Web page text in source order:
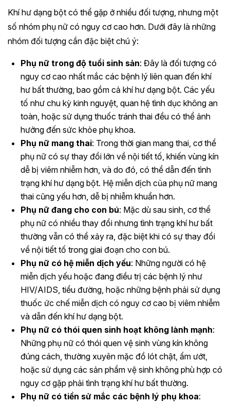
Khí hư dạng bột có thể gặp ở nhiều đối tượng, nhưng một
số nhóm phụ nữ có nguy cơ cao hơn. Dưới đây là những
nhóm đối tượng cần đặc biệt chú ý:
Phụ nữ trong độ tuổi sinh sản: Đây là đối tượng có
nguy cơ cao nhất mắc các bệnh lý liên quan đến khí
hư bất thường, bao gồm cả khí hư dạng bột. Các yếu
tố như chu kỳ kinh nguyệt, quan hệ tình dục không an
toàn, hoặc sử dụng thuốc tránh thai đều có thể ảnh
hưởng đến sức khỏe phụ khoa.
Phụ nữ mang thai: Trong thời gian mang thai, cơ thể
phụ nữ có sự thay đổi lớn về nội tiết tố, khiến vùng kín
dễ bị viêm nhiễm hơn, và do đó, có thể dẫn đến tình
trạng khí hư dạng bột. Hệ miễn dịch của phụ nữ mang
thai cũng yếu hơn, dễ bị nhiễm khuẩn hơn.
Phụ nữ đang cho con bú: Mặc dù sau sinh, cơ thể
phụ nữ có nhiều thay đổi nhưng tình trạng khí hư bất
thường vẫn có thể xảy ra, đặc biệt khi có sự thay đổi
về nội tiết tố trong giai đoạn cho con bú.
Phụ nữ có hệ miễn dịch yếu: Những người có hệ
miễn dịch yếu hoặc đang điều trị các bệnh lý như
HIV/AIDS, tiểu đường, hoặc những bệnh phải sử dụng
thuốc ức chế miễn dịch có nguy cơ cao bị viêm nhiễm
và dẫn đến khí hư dạng bột.
Phụ nữ có thói quen sinh hoạt không lành mạnh:
Những phụ nữ có thói quen vệ sinh vùng kín không
đúng cách, thường xuyên mặc đồ lót chật, ẩm ướt,
hoặc sử dụng các sản phẩm vệ sinh không phù hợp có
nguy cơ gặp phải tình trạng khí hư bất thường.
Phụ nữ có tiền sử mắc các bệnh lý phụ khoa: